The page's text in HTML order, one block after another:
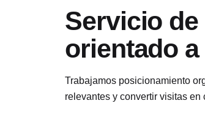
Servicio de
orientado
Trabajamos posicionamiento
relevantes y convertir visitas en